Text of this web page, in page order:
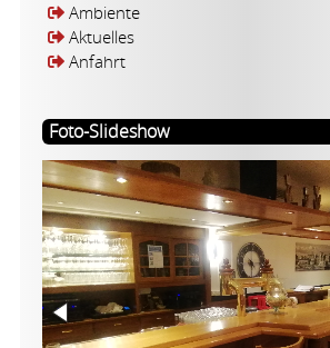
Ambiente
Aktuelles
Anfahrt
Foto-Slideshow